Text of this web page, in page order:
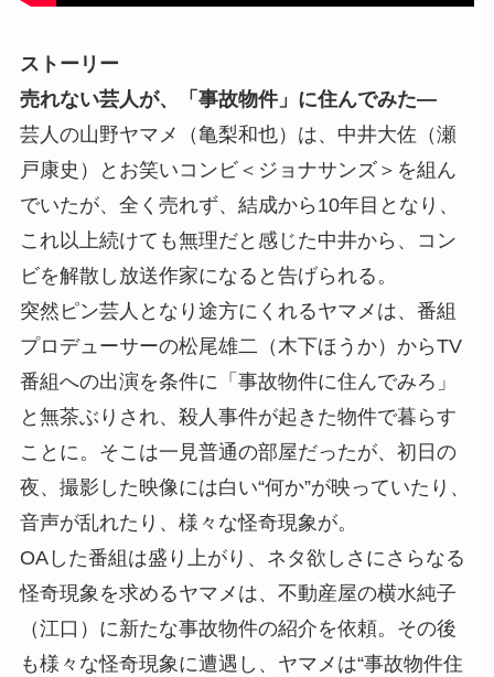
ストーリー
売れない芸人が、「事故物件」に住んでみた―
芸人の山野ヤマメ（亀梨和也）は、中井大佐（瀬
戸康史）とお笑いコンビ＜ジョナサンズ＞を組ん
でいたが、全く売れず、結成から10年目となり、
これ以上続けても無理だと感じた中井から、コン
ビを解散し放送作家になると告げられる。
突然ピン芸人となり途方にくれるヤマメは、番組
プロデューサーの松尾雄二（木下ほうか）からTV
番組への出演を条件に「事故物件に住んでみろ」
と無茶ぶりされ、殺人事件が起きた物件で暮らす
ことに。そこは一見普通の部屋だったが、初日の
夜、撮影した映像には白い“何か”が映っていたり、
音声が乱れたり、様々な怪奇現象が。
OAした番組は盛り上がり、ネタ欲しさにさらなる
怪奇現象を求めるヤマメは、不動産屋の横水純子
（江口）に新たな事故物件の紹介を依頼。その後
も様々な怪奇現象に遭遇し、ヤマメは“事故物件住